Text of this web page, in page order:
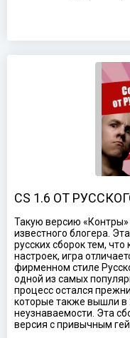
CS 1.6 ОТ
Такую версию
известного блогера.
русских сборок тем,
настроек, игра
фирменном стиле
одной из самых
процесс остался
которые также вышли в
неузнаваемости. Эта
версия с привычным